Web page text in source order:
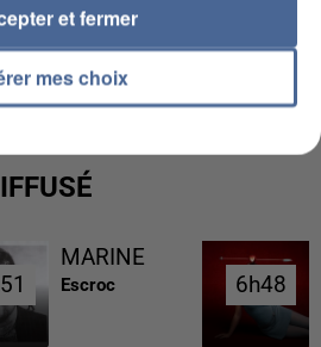
EMPORTÉE PAR UNE
HAUTE-SAVOIE
MARINE
Escroc 6h48
6h48
mes choix
et fermer